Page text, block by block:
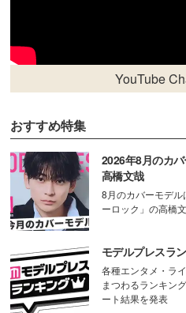
YouTube
おすすめ特集
2026年8月のカバ
高橋文哉
8月のカバーモデ
ーロック」の高橋
モデルプレスラ
各種エンタメ・ラ
まつわるランキン
ート結果を発表